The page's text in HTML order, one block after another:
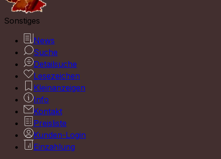
Sonstiges
News
Suche
Detailsuche
Lesezeichen
Kleinanzeigen
Info
Kontakt
Preisliste
Kunden-Login
Einzahlung